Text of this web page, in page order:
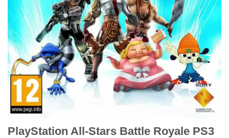
PlayStation All-Stars Battle Royale PS3